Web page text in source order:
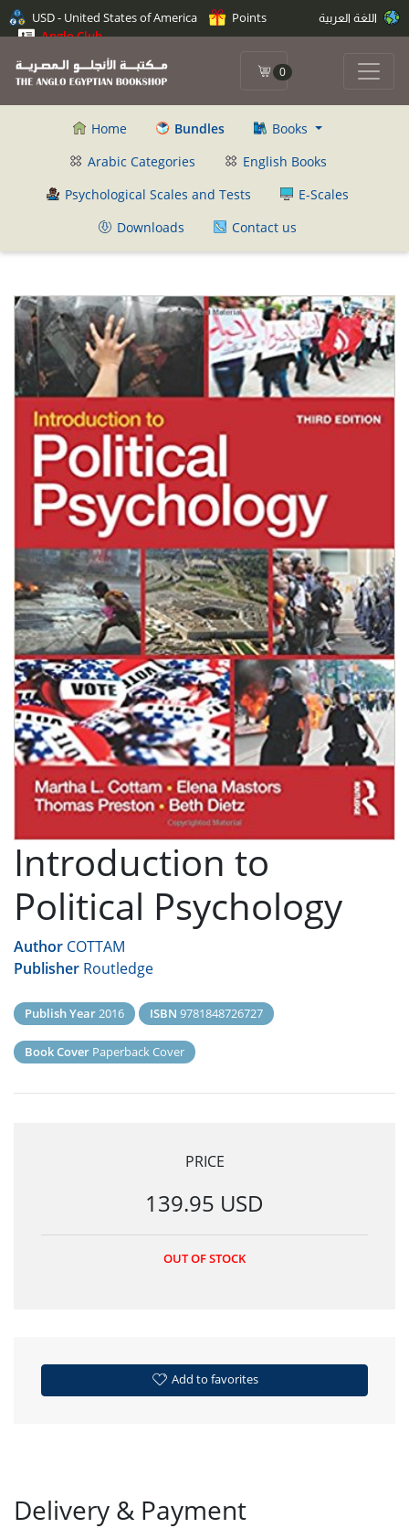
USD - United States of America
Points
Anglo Club
0
Home Bundles
Books
Arabic Categories
English Books
Psychological Scales and Tests
E-Scales
Downloads
Contact us
Introduction to
Political Psychology
Author COTTAM
Publisher Routledge
Publish Year2016 ISBN 9781848726727
Book Cover Paperback Cover
PRICE
139.95 USD
OUT OF STOCK
Add to favorites
Delivery & Payment